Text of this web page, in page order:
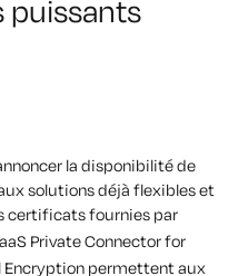
la disponibilité de
solutions déjà flexibles et
certificats fournies par
Private Connector for
Encryption permettent aux